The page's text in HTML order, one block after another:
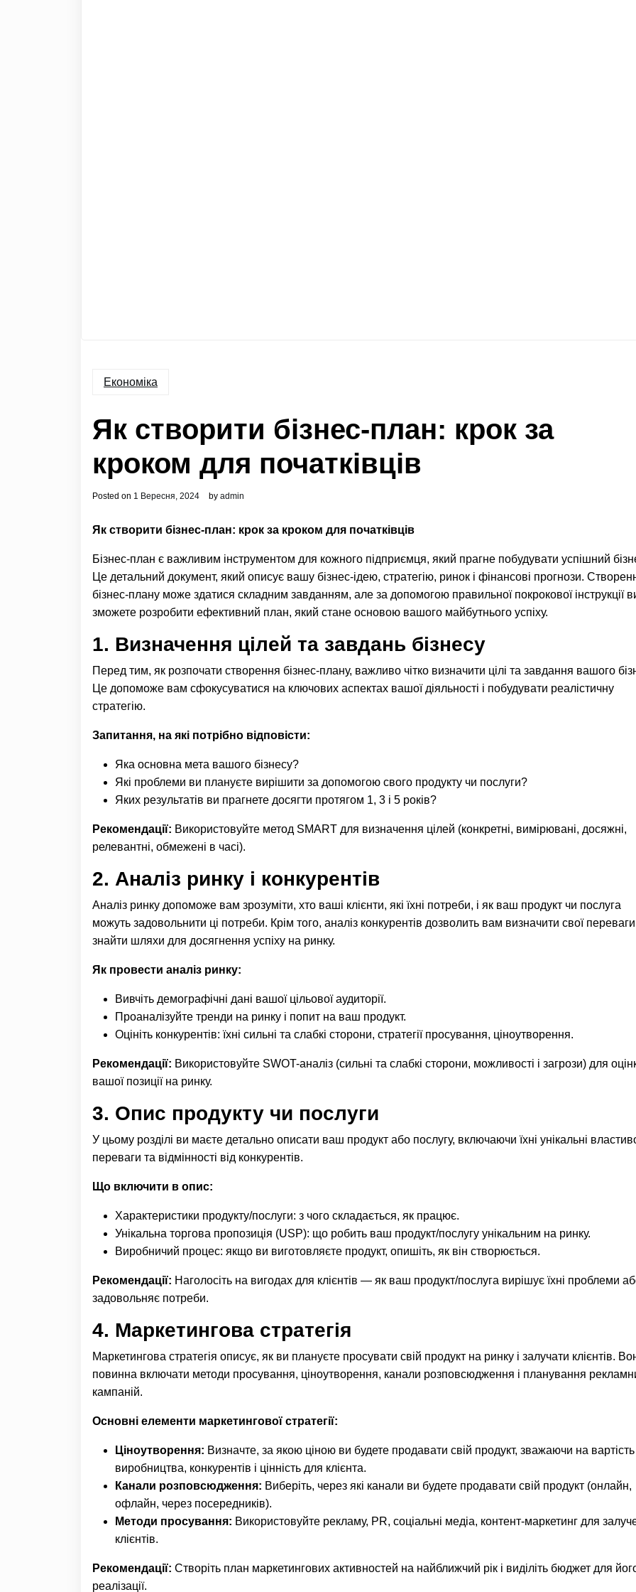
Економіка
Як створити бізнес-план: крок за
кроком для початківців
Posted on 1 Вересня, 2024 by admin
Як створити бізнес-план: крок за кроком для початківців
Бізнес-план є важливим інструментом для кожного підприємця, який прагне побудувати успішний
Це детальний документ, який описує вашу бізнес-ідею, стратегію, ринок і фінансові прогнози.
бізнес-плану може здатися складним завданням, але за допомогою правильної покрокової інструкції
зможете розробити ефективний план, який стане основою вашого майбутнього успіху.
1. Визначення цілей та завдань бізнесу
Перед тим, як розпочати створення бізнес-плану, важливо чітко визначити цілі та завдання вашого
Це допоможе вам сфокусуватися на ключових аспектах вашої діяльності і побудувати реалістичну
стратегію.
Запитання, на які потрібно відповісти:
Яка основна мета вашого бізнесу?
Які проблеми ви плануєте вирішити за допомогою свого продукту чи послуги?
Яких результатів ви прагнете досягти протягом 1, 3 і 5 років?
Рекомендації: Використовуйте метод SMART для визначення цілей (конкретні, вимірювані, досяжні,
релевантні, обмежені в часі).
2. Аналіз ринку і конкурентів
Аналіз ринку допоможе вам зрозуміти, хто ваші клієнти, які їхні потреби, і як ваш продукт чи послуга
можуть задовольнити ці потреби. Крім того, аналіз конкурентів дозволить вам визначити свої
знайти шляхи для досягнення успіху на ринку.
Як провести аналіз ринку:
Вивчіть демографічні дані вашої цільової аудиторії.
Проаналізуйте тренди на ринку і попит на ваш продукт.
Оцініть конкурентів: їхні сильні та слабкі сторони, стратегії просування, ціноутворення.
Рекомендації: Використовуйте SWOT-аналіз (сильні та слабкі сторони, можливості і загрози) для
вашої позиції на ринку.
3. Опис продукту чи послуги
У цьому розділі ви маєте детально описати ваш продукт або послугу, включаючи їхні унікальні
переваги та відмінності від конкурентів.
Що включити в опис:
Характеристики продукту/послуги: з чого складається, як працює.
Унікальна торгова пропозиція (USP): що робить ваш продукт/послугу унікальним на ринку.
Виробничий процес: якщо ви виготовляєте продукт, опишіть, як він створюється.
Рекомендації: Наголосіть на вигодах для клієнтів — як ваш продукт/послуга вирішує їхні проблеми
задовольняє потреби.
4. Маркетингова стратегія
Маркетингова стратегія описує, як ви плануєте просувати свій продукт на ринку і залучати клієнтів.
повинна включати методи просування, ціноутворення, канали розповсюдження і планування
кампаній.
Основні елементи маркетингової стратегії:
Ціноутворення: Визначте, за якою ціною ви будете продавати свій продукт, зважаючи на вартість
виробництва, конкурентів і цінність для клієнта.
Канали розповсюдження: Виберіть, через які канали ви будете продавати свій продукт (онлайн,
офлайн, через посередників).
Методи просування: Використовуйте рекламу, PR, соціальні медіа, контент-маркетинг для
клієнтів.
Рекомендації: Створіть план маркетингових активностей на найближчий рік і виділіть бюджет для
реалізації.